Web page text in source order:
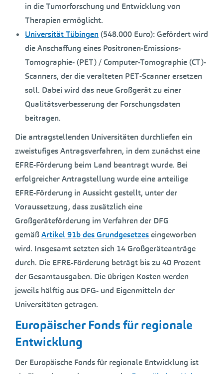
in die Tumorforschung und Entwicklung von
Therapien ermöglicht.
Universität Tübingen (548.000 Euro):Gefördert wird
die Anschaffung eines Positronen-Emissions-
Tomographie- (PET) / Computer-Tomographie (CT)-
Scanners, der die veralteten PET-Scanner ersetzen
soll. Dabei wird das neue Großgerät zu einer
Qualitätsverbesserung der Forschungsdaten
beitragen.
Die antragstellenden Universitäten durchliefen ein
zweistufiges Antragsverfahren, in dem zunächst eine
EFRE-Förderung beim Land beantragt wurde. Bei
erfolgreicher Antragstellung wurde eine anteilige
EFRE-Förderung in Aussicht gestellt, unter der
Voraussetzung, dass zusätzlich eine
Großgeräteförderung im Verfahren der DFG
gemäßArtikel 91b des Grundgesetzeseingeworben
wird. Insgesamt setzten sich 14 Großgeräteanträge
durch. Die EFRE-Förderung beträgt bis zu 40 Prozent
der Gesamtausgaben. Die übrigen Kosten werden
jeweils hälftig aus DFG- und Eigenmitteln der
Universitäten getragen.
Europäischer Fonds für regionale
Entwicklung
Der Europäische Fonds für regionale Entwicklung ist